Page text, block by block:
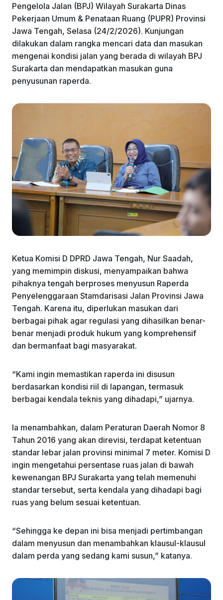
Pengelola Jalan (BPJ) Wilayah Surakarta Dinas
Pekerjaan Umum & Penataan Ruang (PUPR) Provinsi
Jawa Tengah, Selasa (24/2/2026). Kunjungan
dilakukan dalam rangka mencari data dan masukan
mengenai kondisi jalan yang berada di wilayah BPJ
Surakarta dan mendapatkan masukan guna
penyusunan raperda.
Ketua Komisi D DPRD Jawa Tengah, Nur Saadah,
yang memimpin diskusi, menyampaikan bahwa
pihaknya tengah berproses menyusun Raperda
Penyelenggaraan Stamdarisasi Jalan Provinsi Jawa
Tengah. Karena itu, diperlukan masukan dari
berbagai pihak agar regulasi yang dihasilkan benar-
benar menjadi produk hukum yang komprehensif
dan bermanfaat bagi masyarakat.
“Kami ingin memastikan raperda ini disusun
berdasarkan kondisi riil di lapangan, termasuk
berbagai kendala teknis yang dihadapi,” ujarnya.
Ia menambahkan, dalam Peraturan Daerah Nomor 8
Tahun 2016 yang akan direvisi, terdapat ketentuan
standar lebar jalan provinsi minimal 7 meter. Komisi D
ingin mengetahui persentase ruas jalan di bawah
kewenangan BPJ Surakarta yang telah memenuhi
standar tersebut, serta kendala yang dihadapi bagi
ruas yang belum sesuai ketentuan.
“Sehingga ke depan ini bisa menjadi pertimbangan
dalam menyusun dan menambahkan klausul-klausul
dalam perda yang sedang kami susun,” katanya.